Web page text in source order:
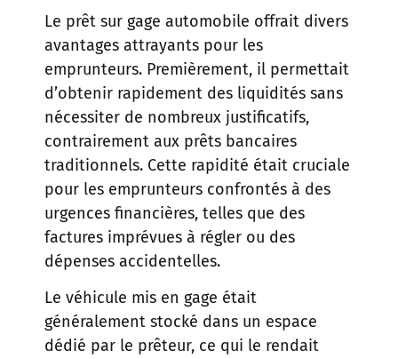
Le prêt sur gage automobile offrait divers
avantages attrayants pour les
emprunteurs. Premièrement, il permettait
d’obtenir rapidement des liquidités sans
nécessiter de nombreux justificatifs,
contrairement aux prêts bancaires
traditionnels. Cette rapidité était cruciale
pour les emprunteurs confrontés à des
urgences financières, telles que des
factures imprévues à régler ou des
dépenses accidentelles.
Le véhicule mis en gage était
généralement stocké dans un espace
dédié par le prêteur, ce qui le rendait